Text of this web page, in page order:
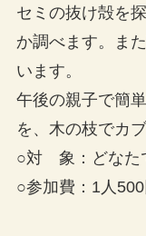
セミの抜け殻を
か調べます。ま
います。
午後の親子で簡
を、木の枝でカ
○対 象：どなた
○参加費：1人500